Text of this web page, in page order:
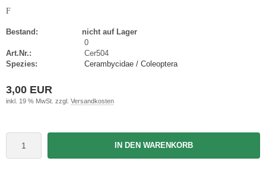
F
Bestand:
nicht auf Lager
0
Art.Nr.:
Cer504
Spezies:
Cerambycidae / Coleoptera
3,00 EUR
inkl. 19 % MwSt. zzgl. Versandkosten
IN DEN WARENKORB